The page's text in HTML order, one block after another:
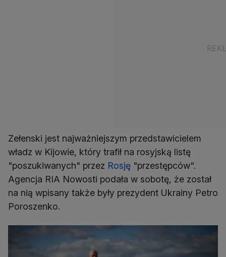
Zełenski jest najważniejszym przedstawicielem
władz w Kijowie, który trafił na rosyjską listę
"poszukiwanych" przez Rosję "przestępców".
Agencja RIA Nowosti podała w sobotę, że został
na nią wpisany także były prezydent Ukrainy Petro
Poroszenko.